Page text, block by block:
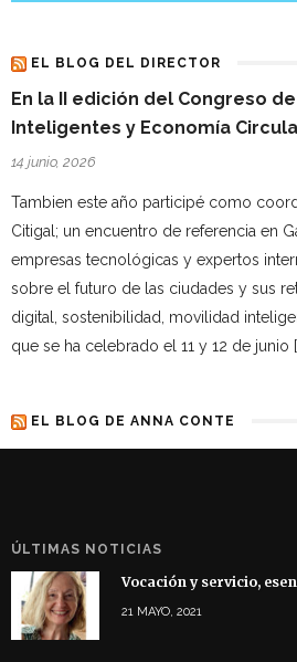
EL BLOG DEL DIRECTOR
En la II edición del Congreso
Inteligentes y Economía
14 junio, 2026
Tambien este año participé como
Citigal; un encuentro de referencia en
empresas tecnológicas y expertos
sobre el futuro de las ciudades y sus
digital, sostenibilidad, movilidad
que se ha celebrado el 11 y 12 de junio
EL BLOG DE ANNA CONTE
ÚLTIMAS NOTICIAS
Vocación y servicio,
21 MAYO, 2021